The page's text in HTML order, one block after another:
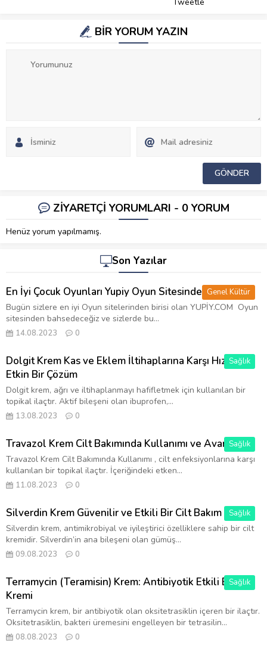
Tweetle
BİR YORUM YAZIN
ZİYARETÇİ YORUMLARI - 0 YORUM
Henüz yorum yapılmamış.
Son Yazılar
Genel Kültür
En İyi Çocuk Oyunları Yupiy Oyun Sitesinde!
Bugün sizlere en iyi Oyun sitelerinden birisi olan YUPİY.COM Oyun
sitesinden bahsedeceğiz ve sizlerde bu...
14.08.2023 0
Sağlık
Dolgit Krem Kas ve Eklem İltihaplarına Karşı Hızlı ve
Etkin Bir Çözüm
Dolgit krem, ağrı ve iltihaplanmayı hafifletmek için kullanılan bir
topikal ilaçtır. Aktif bileşeni olan ibuprofen,...
13.08.2023 0
Sağlık
Travazol Krem Cilt Bakımında Kullanımı ve Avantajları
Travazol Krem Cilt Bakımında Kullanımı , cilt enfeksiyonlarına karşı
kullanılan bir topikal ilaçtır. İçeriğindeki etken...
11.08.2023 0
Sağlık
Silverdin Krem Güvenilir ve Etkili Bir Cilt Bakım Ürünü
Silverdin krem, antimikrobiyal ve iyileştirici özelliklere sahip bir cilt
kremidir. Silverdin’in ana bileşeni olan gümüş...
09.08.2023 0
Sağlık
Terramycin (Teramisin) Krem: Antibiyotik Etkili Bir Cilt
Kremi
Terramycin krem, bir antibiyotik olan oksitetrasiklin içeren bir ilaçtır.
Oksitetrasiklin, bakteri üremesini engelleyen bir tetrasilin...
08.08.2023 0